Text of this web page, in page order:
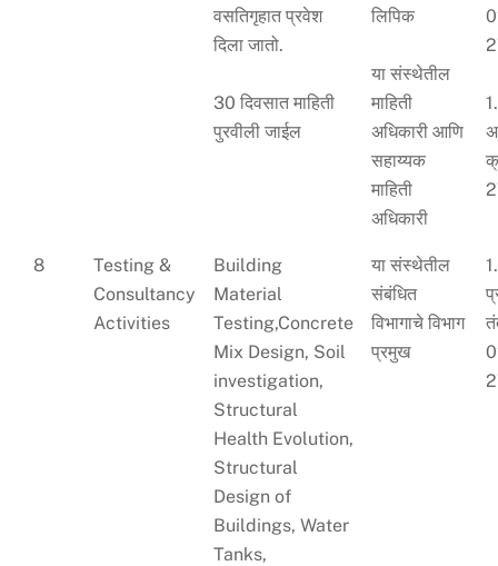
वसतिगृहात प्रवेश
दिला जातो.
30 दिवसात माहिती
पुरवीली जाईल
लिपिक
या संस्थेतील
माहिती
अधिकारी आणि
सहाय्यक
माहिती
अधिकारी
8
Testing &
Consultancy
Activities
Building
Material
Testing,Concrete
Mix Design, Soil
investigation,
Structural
Health Evolution,
Structural
Design of
Buildings, Water
Tanks,
या संस्थेतील
संबंधित
विभागाचे विभाग
प्रमुख